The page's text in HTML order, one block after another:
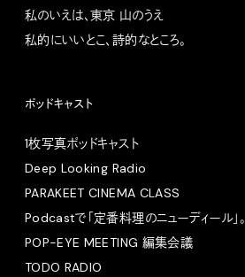
私のいえは、東京 山のうえ
私的にいいとこ、詩的なところ。
ポッドキャスト
1枚写真ポッドキャスト
Deep Looking Radio
PARAKEET CINEMA CLASS
Podcastで「定番料理のニューディール」。
POP-EYE MEETING 編集会議
TODO RADIO